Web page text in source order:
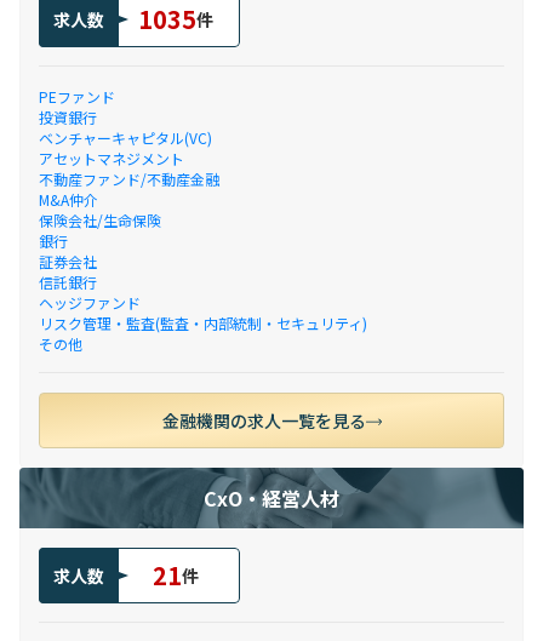
求人数 1035件
PEファンド
投資銀行
ベンチャーキャピタル(VC)
アセットマネジメント
不動産ファンド/不動産金融
M&A仲介
保険会社/生命保険
銀行
証券会社
信託銀行
ヘッジファンド
リスク管理・監査(監査・内部統制・セキュリティ)
その他
金融機関の求人一覧を見る
CxO・経営人材
求人数 21件